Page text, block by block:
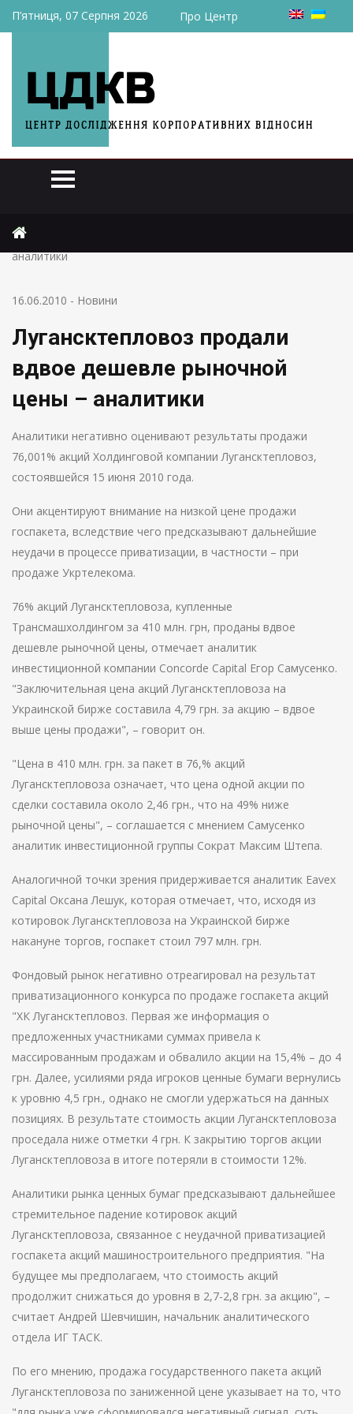
П’ятниця, 07 Серпня 2026 Про Центр
Лугансктепловоз продали вдвое дешевле рыночной цены –
аналитики
16.06.2010 - Новини
Лугансктепловоз продали
вдвое дешевле рыночной
цены – аналитики
Аналитики негативно оценивают результаты продажи
76,001% акций Холдинговой компании Лугансктепловоз,
состоявшейся 15 июня 2010 года.
Они акцентируют внимание на низкой цене продажи
госпакета, вследствие чего предсказывают дальнейшие
неудачи в процессе приватизации, в частности – при
продаже Укртелекома.
76% акций Лугансктепловоза, купленные
Трансмашхолдингом за 410 млн. грн, проданы вдвое
дешевле рыночной цены, отмечает аналитик
инвестиционной компании Concorde Capital Егор Самусенко.
"Заключительная цена акций Лугансктепловоза на
Украинской бирже составила 4,79 грн. за акцию – вдвое
выше цены продажи", – говорит он.
"Цена в 410 млн. грн. за пакет в 76,% акций
Лугансктепловоза означает, что цена одной акции по
сделки составила около 2,46 грн., что на 49% ниже
рыночной цены", – соглашается с мнением Самусенко
аналитик инвестиционной группы Сократ Максим Штепа.
Аналогичной точки зрения придерживается аналитик Eavex
Capital Оксана Лешук, которая отмечает, что, исходя из
котировок Лугансктепловоза на Украинской бирже
накануне торгов, госпакет стоил 797 млн. грн.
Фондовый рынок негативно отреагировал на результат
приватизационного конкурса по продаже госпакета акций
"ХК Лугансктепловоз. Первая же информация о
предложенных участниками суммах привела к
массированным продажам и обвалило акции на 15,4% – до 4
грн. Далее, усилиями ряда игроков ценные бумаги вернулись
к уровню 4,5 грн., однако не смогли удержаться на данных
позициях. В результате стоимость акции Лугансктепловоза
проседала ниже отметки 4 грн. К закрытию торгов акции
Лугансктепловоза в итоге потеряли в стоимости 12%.
Аналитики рынка ценных бумаг предсказывают дальнейшее
стремительное падение котировок акций
Лугансктепловоза, связанное с неудачной приватизацией
госпакета акций машиностроительного предприятия. "На
будущее мы предполагаем, что стоимость акций
продолжит снижаться до уровня в 2,7-2,8 грн. за акцию", –
считает Андрей Шевчишин, начальник аналитического
отдела ИГ ТАСК.
По его мнению, продажа государственного пакета акций
Лугансктепловоза по заниженной цене указывает на то, что